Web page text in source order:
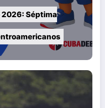
2026: Séptima